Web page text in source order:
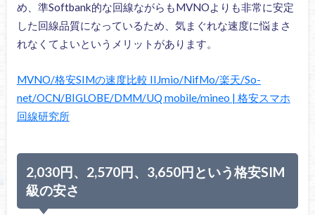
め、準Softbank的な回線ながらもMVNOよりも非常に安定
した回線品質になっているため、気まぐれな速度に悩まさ
れなくてよいというメリットがあります。
MVNO/格安SIMの速度比較 IIJmio/NifMo/楽天/So-
net/OCN/BIGLOBE/DMM/UQ mobile/mineo | 格安スマホ
回線研究所
2,030円、2,570円、3,650円という格安SIM
級の安さ